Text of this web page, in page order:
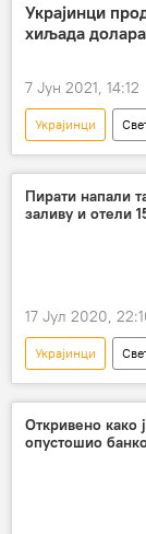
Украјинци
хиљада
7 Јун 2021, 14:12
Украјинци
органи
Пирати напали
заливу и отели
17 Јул 2020,
Украјинци
Нигерија
Откривено како
опустошио